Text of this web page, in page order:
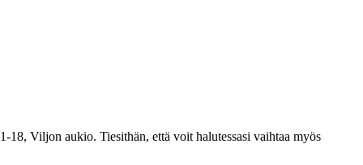
Viljon aukio. Tiesithän, että voit halutessasi vaihtaa myös